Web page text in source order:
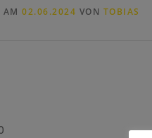
AM 02.06.2024 VON TOBIAS